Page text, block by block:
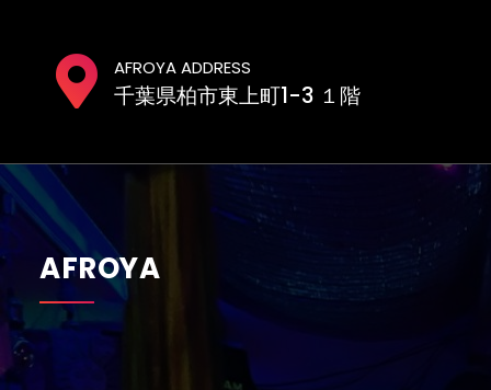
AFROYA ADDRESS
千葉県柏市東上町1-3 １階
AFROYA